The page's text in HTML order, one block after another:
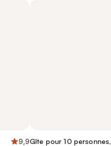
9,9Gîte pour 10